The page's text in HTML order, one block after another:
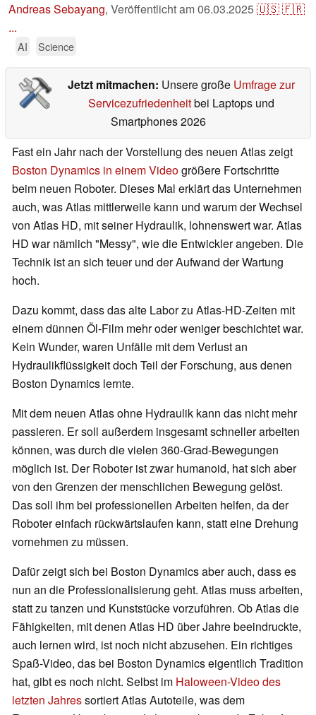
Andreas Sebayang, Veröffentlicht am06.03.2025🇺🇸🇫🇷
...
AI Science
Jetzt mitmachen: Unsere große Umfrage zur
Servicezufriedenheitbei Laptops und
Smartphones 2026
Fast ein Jahr nach der Vorstellung des neuen Atlas zeigt
Boston Dynamics in einem Videogrößere Fortschritte
beim neuen Roboter. Dieses Mal erklärt das Unternehmen
auch, was Atlas mittlerweile kann und warum der Wechsel
von Atlas HD, mit seiner Hydraulik, lohnenswert war. Atlas
HD war nämlich "Messy", wie die Entwickler angeben. Die
Technik ist an sich teuer und der Aufwand der Wartung
hoch.
Dazu kommt, dass das alte Labor zu Atlas-HD-Zeiten mit
einem dünnen Öl-Film mehr oder weniger beschichtet war.
Kein Wunder, waren Unfälle mit dem Verlust an
Hydraulikflüssigkeit doch Teil der Forschung, aus denen
Boston Dynamics lernte.
Mit dem neuen Atlas ohne Hydraulik kann das nicht mehr
passieren. Er soll außerdem insgesamt schneller arbeiten
können, was durch die vielen 360-Grad-Bewegungen
möglich ist. Der Roboter ist zwar humanoid, hat sich aber
von den Grenzen der menschlichen Bewegung gelöst.
Das soll ihm bei professionellen Arbeiten helfen, da der
Roboter einfach rückwärtslaufen kann, statt eine Drehung
vornehmen zu müssen.
Dafür zeigt sich bei Boston Dynamics aber auch, dass es
nun an die Professionalisierung geht. Atlas muss arbeiten,
statt zu tanzen und Kunststücke vorzuführen. Ob Atlas die
Fähigkeiten, mit denen Atlas HD über Jahre beeindruckte,
auch lernen wird, ist noch nicht abzusehen. Ein richtiges
Spaß-Video, das bei Boston Dynamics eigentlich Tradition
hat, gibt es noch nicht. Selbst im Haloween-Video des
letzten Jahressortiert Atlas Autoteile, was dem